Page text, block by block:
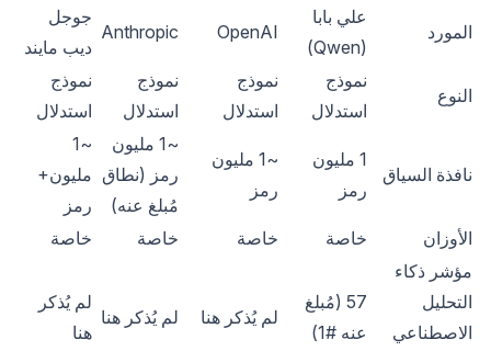
المورد
علي بابا
(Qwen)
OpenAI
Anthropic
جوجل
ديب مايند
النوع
نموذج
استدلال
نموذج
استدلال
نموذج
استدلال
نموذج
استدلال
نافذة السياق
1 مليون
رمز
~1 مليون
رمز
~1 مليون
رمز (نطاق
مُبلغ عنه)
~1
مليون+
رمز
الأوزان
خاصة خاصة خاصة
خاصة
مؤشر ذكاء
التحليل
الاصطناعي
57 (مُبلغ
عنه #1)
لم يُذكر هنا لم يُذكر هنا
لم يُذكر
هنا